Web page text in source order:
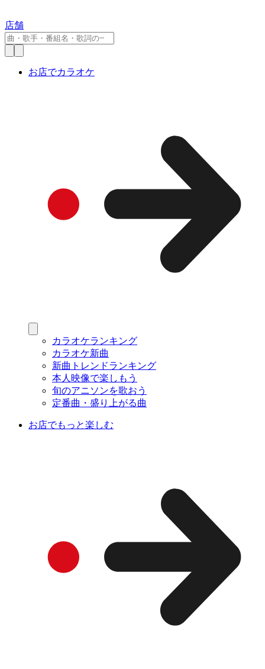
店舗
お店でカラオケ
カラオケランキング
カラオケ新曲
新曲トレンドランキング
本人映像で楽しもう
旬のアニソンを歌おう
定番曲・盛り上がる曲
お店でもっと楽しむ